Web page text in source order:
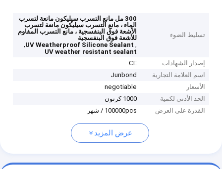
تسليط الضوء
300 مل مانع التسرب سيليكون مانعة لتسرب
الماء ، مانع التسرب سيليكون مانعة لتسرب
الأشعة فوق البنفسجية ، مانع التسرب المقاوم
للأشعة فوق البنفسجية
,
UV Weatherproof Silicone Sealant
,
UV weather resistant sealant
إصدار الشهادات
CE
اسم العلامة التجارية
Junbond
الأسعار
negotiable
الحد الأدنى لكمية
1000 كرتون
القدرة على العرض
100000pcs / شهر
عرض المزيد